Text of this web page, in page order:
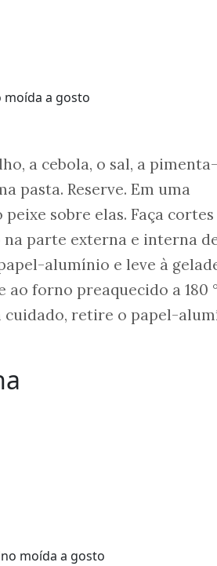
moída a gosto
a cebola, o sal, a
pasta. Reserve. Em uma
sobre elas. Faça
parte externa e interna
alumínio e leve à
forno preaquecido a 180
cuidado, retire o papel-
moída a gosto